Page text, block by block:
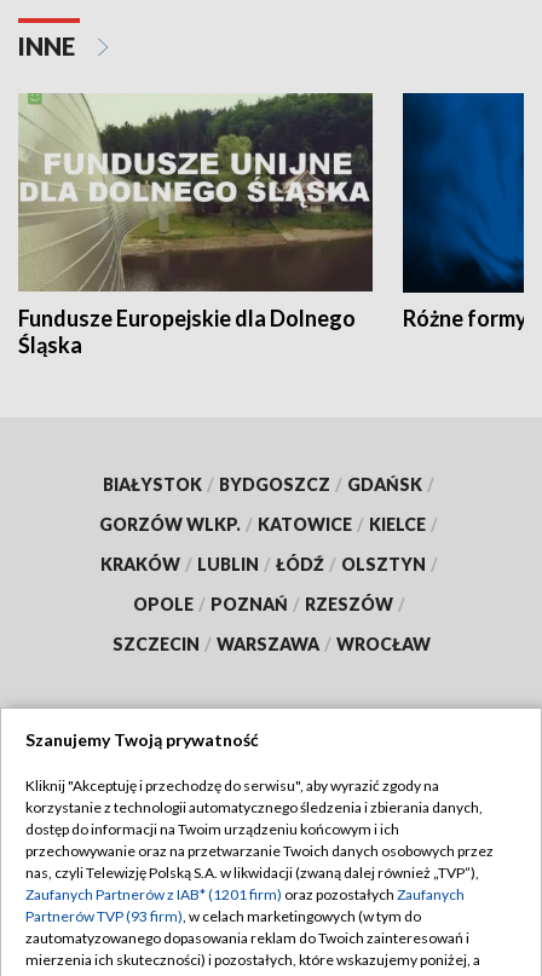
INNE
Fundusze Europejskie dla Dolnego
Śląska
Różne formy
BIAŁYSTOK / BYDGOSZCZ / GDAŃSK /
GORZÓW WLKP. / KATOWICE / KIELCE /
KRAKÓW / LUBLIN / ŁÓDŹ / OLSZTYN /
OPOLE / POZNAŃ / RZESZÓW /
SZCZECIN / WARSZAWA / WROCŁAW
TVP
Abonament TVP
Emisja w TVP
Centrum informacji TVP
Naziemna Telewizja Cyfrowa
Regulamin TVP
Polityka prywatności
Moje zgody
Szanujemy Twoją prywatność
Kliknij "Akceptuję i przechodzę do serwisu", aby wyrazić zgody na
korzystanie z technologii automatycznego śledzenia i zbierania danych,
dostęp do informacji na Twoim urządzeniu końcowym i ich
przechowywanie oraz na przetwarzanie Twoich danych osobowych przez
nas, czyli Telewizję Polską S.A. w likwidacji (zwaną dalej również „TVP”),
Zaufanych Partnerów z IAB* (1201 firm) oraz pozostałych Zaufanych
Partnerów TVP (93 firm), w celach marketingowych (w tym do
zautomatyzowanego dopasowania reklam do Twoich zainteresowań i
mierzenia ich skuteczności) i pozostałych, które wskazujemy poniżej, a